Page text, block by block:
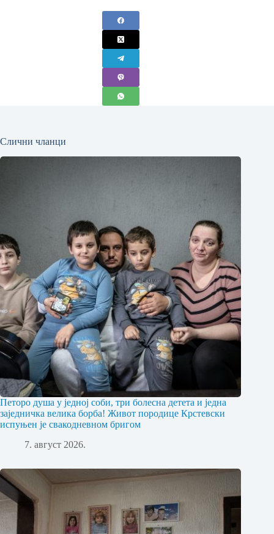
Слични чланци
Петоро душа у једној соби, три болесна детета и једна
заједничка велика борба! Живот породице Крстевски
испуњен је свакодневном бригом
7. август 2026.